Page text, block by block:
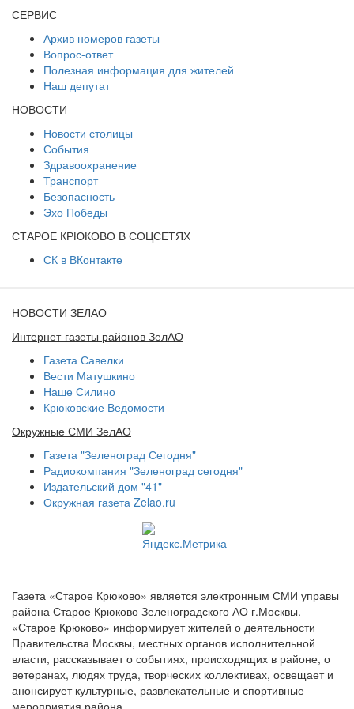
СЕРВИС
Архив номеров газеты
Вопрос-ответ
Полезная информация для жителей
Наш депутат
НОВОСТИ
Новости столицы
События
Здравоохранение
Транспорт
Безопасность
Эхо Победы
СТАРОЕ КРЮКОВО В СОЦСЕТЯХ
СК в ВКонтакте
НОВОСТИ ЗЕЛАО
Интернет-газеты районов ЗелАО
Газета Савелки
Вести Матушкино
Наше Силино
Крюковские Ведомости
Окружные СМИ ЗелАО
Газета "Зеленоград Сегодня"
Радиокомпания "Зеленоград сегодня"
Издательский дом "41"
Окружная газета Zelao.ru
Газета «Старое Крюково» является электронным СМИ управы
района Старое Крюково Зеленоградского АО г.Москвы.
«Старое Крюково» информирует жителей о деятельности
Правительства Москвы, местных органов исполнительной
власти, рассказывает о событиях, происходящих в районе, о
ветеранах, людях труда, творческих коллективах, освещает и
анонсирует культурные, развлекательные и спортивные